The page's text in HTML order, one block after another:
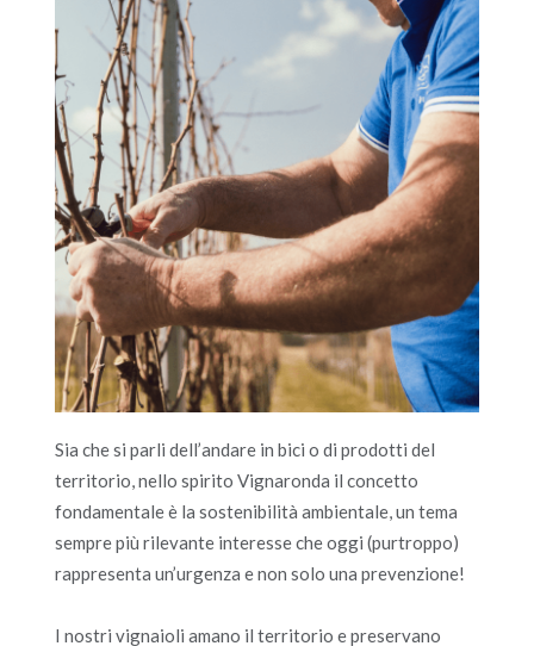
Sia che si parli dell’andare in bici o di prodotti del
territorio, nello spirito Vignaronda il concetto
fondamentale è la sostenibilità ambientale, un tema
sempre più rilevante interesse che oggi (purtroppo)
rappresenta un’urgenza e non solo una prevenzione!
I nostri vignaioli amano il territorio e preservano